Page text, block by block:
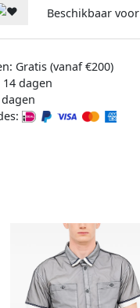
Beschikbaar voor
Gratis (vanaf €200)
dagen